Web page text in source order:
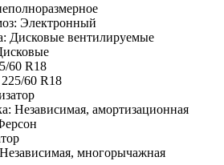
Электронный
Дисковые вентилируемые
60 R18
60 R18
Независимая, амортизационная
многорычажная